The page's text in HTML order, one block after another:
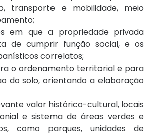
transporte e mobilidade, meio
que a propriedade privada
de cumprir função social, e os
correlatos;
o ordenamento territorial e para
do solo, orientando a elaboração
valor histórico-cultural, locais
e sistema de áreas verdes e
como parques, unidades de